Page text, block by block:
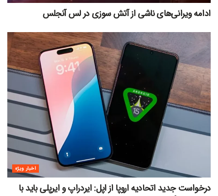
ادامه ویرانی‌های ناشی از آتش سوزی در لس آنجلس
اخبار ویژه
درخواست جدید اتحادیه اروپا از اپل: ایردراپ و ایرپلی باید با